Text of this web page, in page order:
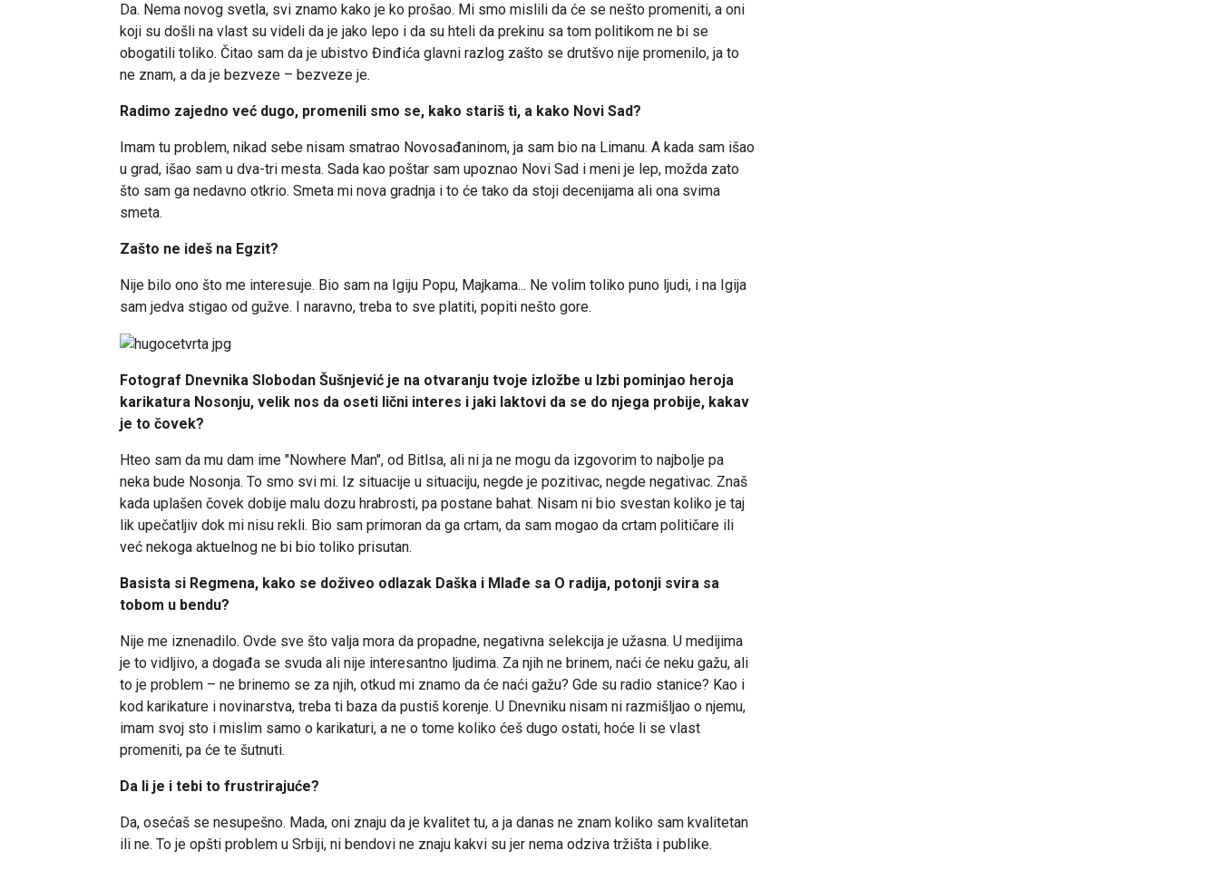
Da. Nema novog svetla, svi znamo kako je ko prošao. Mi smo mislili da će se nešto promeniti, a oni
koji su došli na vlast su videli da je jako lepo i da su hteli da prekinu sa tom politikom ne bi se
obogatili toliko. Čitao sam da je ubistvo Đinđića glavni razlog zašto se drutšvo nije promenilo, ja to
ne znam, a da je bezveze – bezveze je.
Radimo zajedno već dugo, promenili smo se, kako stariš ti, a kako Novi Sad?
Imam tu problem, nikad sebe nisam smatrao Novosađaninom, ja sam bio na Limanu. A kada sam išao
u grad, išao sam u dva-tri mesta. Sada kao poštar sam upoznao Novi Sad i meni je lep, možda zato
što sam ga nedavno otkrio. Smeta mi nova gradnja i to će tako da stoji decenijama ali ona svima
smeta.
Zašto ne ideš na Egzit?
Nije bilo ono što me interesuje. Bio sam na Igiju Popu, Majkama... Ne volim toliko puno ljudi, i na Igija
sam jedva stigao od gužve. I naravno, treba to sve platiti, popiti nešto gore.
Fotograf Dnevnika Slobodan Šušnjević je na otvaranju tvoje izložbe u Izbi pominjao heroja
karikatura Nosonju, velik nos da oseti lični interes i jaki laktovi da se do njega probije, kakav
je to čovek?
Hteo sam da mu dam ime "Nowhere Man", od Bitlsa, ali ni ja ne mogu da izgovorim to najbolje pa
neka bude Nosonja. To smo svi mi. Iz situacije u situaciju, negde je pozitivac, negde negativac. Znaš
kada uplašen čovek dobije malu dozu hrabrosti, pa postane bahat. Nisam ni bio svestan koliko je taj
lik upečatljiv dok mi nisu rekli. Bio sam primoran da ga crtam, da sam mogao da crtam političare ili
već nekoga aktuelnog ne bi bio toliko prisutan.
Basista si Regmena, kako se doživeo odlazak Daška i Mlađe sa O radija, potonji svira sa
tobom u bendu?
Nije me iznenadilo. Ovde sve što valja mora da propadne, negativna selekcija je užasna. U medijima
je to vidljivo, a događa se svuda ali nije interesantno ljudima. Za njih ne brinem, naći će neku gažu, ali
to je problem – ne brinemo se za njih, otkud mi znamo da će naći gažu? Gde su radio stanice? Kao i
kod karikature i novinarstva, treba ti baza da pustiš korenje. U Dnevniku nisam ni razmišljao o njemu,
imam svoj sto i mislim samo o karikaturi, a ne o tome koliko ćeš dugo ostati, hoće li se vlast
promeniti, pa će te šutnuti.
Da li je i tebi to frustrirajuće?
Da, osećaš se nesupešno. Mada, oni znaju da je kvalitet tu, a ja danas ne znam koliko sam kvalitetan
ili ne. To je opšti problem u Srbiji, ni bendovi ne znaju kakvi su jer nema odziva tržišta i publike.